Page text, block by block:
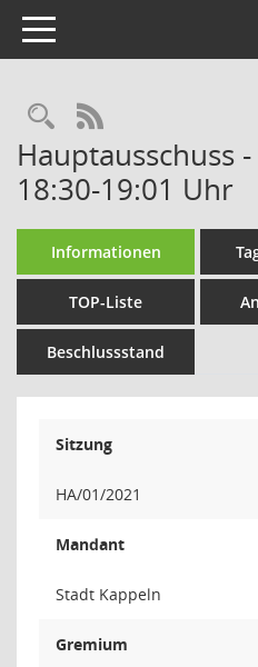
Toggle navigation
RSS-Feed
Hauptausschuss
18:30-19:01 Uhr
Informationen
TOP-Liste
Beschlussstand
Sitzung
HA/01/2021
Mandant
Stadt Kappeln
Gremium